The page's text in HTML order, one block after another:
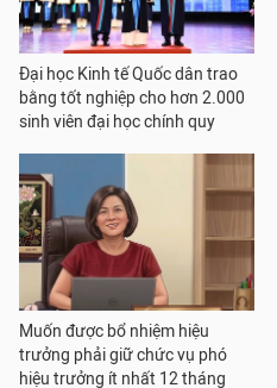
Đại học Kinh tế Quốc dân trao
bằng tốt nghiệp cho hơn 2.000
sinh viên đại học chính quy
Muốn được bổ nhiệm hiệu
trưởng phải giữ chức vụ phó
hiệu trưởng ít nhất 12 tháng